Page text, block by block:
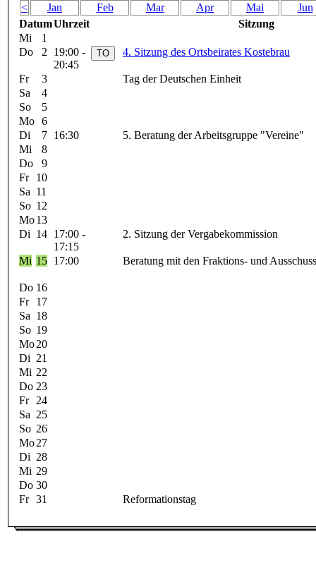
<
Jan Feb Mar Apr Mai
Jun
DatumUhrzeit
Sitzung
Mi
1
Do
2
19:00 -
20:45
4. Sitzung des Ortsbeirates Kostebrau
Fr 3
Tag der Deutschen Einheit
Sa
4
So
5
Mo 6
Di
7 16:30
5. Beratung der Arbeitsgruppe "Vereine"
Mi
8
Do
9
Fr
10
Sa 11
So 12
Mo13
Di 14 17:00 -
17:15
2. Sitzung der Vergabekommission
Mi 15 17:00 Beratung mit den Fraktions- und
Do 16
Fr
17
Sa 18
So 19
Mo20
Di 21
Mi 22
Do 23
Fr
24
Sa 25
So 26
Mo27
Di 28
Mi 29
Do 30
Fr 31 Reformationstag